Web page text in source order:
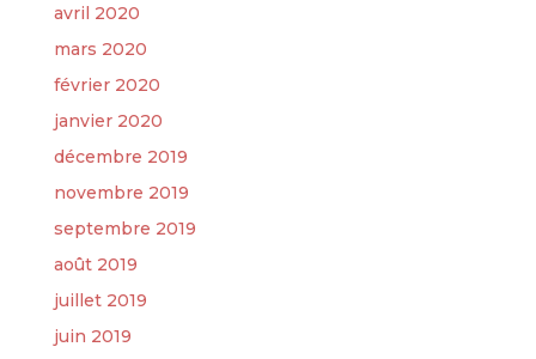
avril 2020
mars 2020
février 2020
janvier 2020
décembre 2019
novembre 2019
septembre 2019
août 2019
juillet 2019
juin 2019